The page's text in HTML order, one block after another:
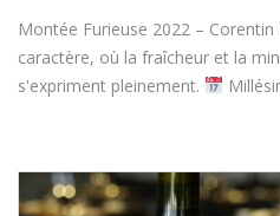
Montée Furieuse 2022 – Corentin
caractère, où la fraîcheur et la
s'expriment pleinement.